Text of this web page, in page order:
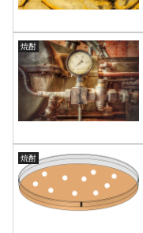
焼酎
焼酎